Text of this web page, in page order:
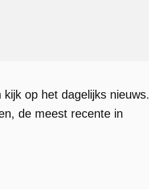
op het dagelijks nieuws.
de meest recente in